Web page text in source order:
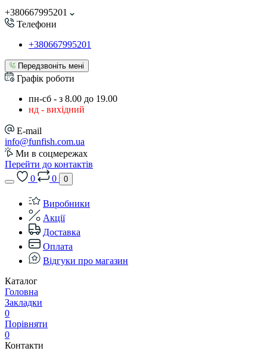
+380667995201
Телефони
+380667995201
Передзвоніть мені
Графік роботи
пн-сб - з 8.00 до 19.00
нд - вихідний
E-mail
info@funfish.com.ua
Ми в соцмережах
Перейти до контактів
0
0 0
Виробники
Акції
Доставка
Оплата
Відгуки про магазин
Каталог
Головна
Закладки
0
Порівняти
0
Контакти